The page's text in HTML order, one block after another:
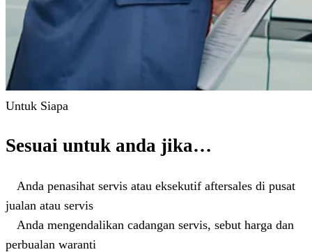
Untuk Siapa
Sesuai untuk anda jika…
Anda penasihat servis atau eksekutif aftersales di pusat
jualan atau servis
Anda mengendalikan cadangan servis, sebut harga dan
perbualan waranti